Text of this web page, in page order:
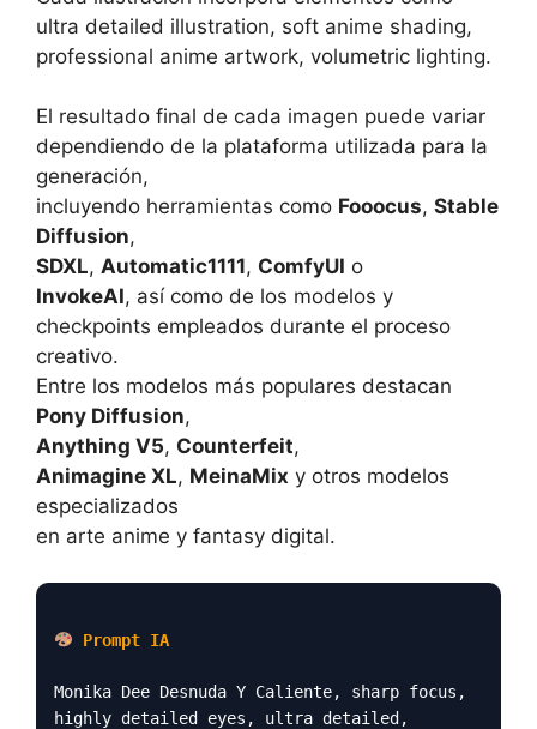
ultra detailed illustration, soft anime shading,
professional anime artwork, volumetric lighting.
El resultado final de cada imagen puede variar
dependiendo de la plataforma utilizada para la
generación,
incluyendo herramientas como Fooocus, Stable
Diffusion,
SDXL, Automatic1111, ComfyUI o
InvokeAI, así como de los modelos y
checkpoints empleados durante el proceso
creativo.
Entre los modelos más populares destacan
Pony Diffusion,
Anything V5, Counterfeit,
Animagine XL, MeinaMix y otros modelos
especializados
en arte anime y fantasy digital.
Prompt IA
Monika Dee Desnuda Y Caliente, sharp focus,
highly detailed eyes, ultra detailed,